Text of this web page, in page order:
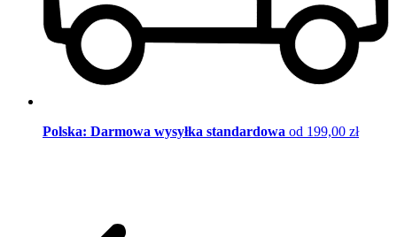
Polska: Darmowa wysyłka standardowa od 199,00 zł